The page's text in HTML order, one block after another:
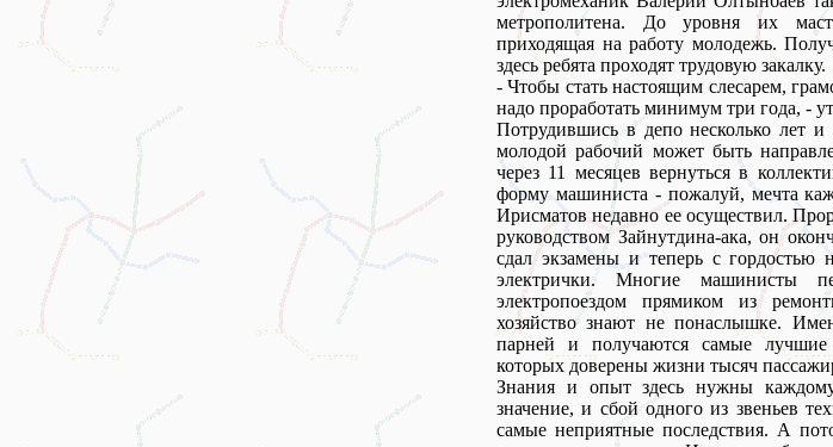
метрополитена. До уровня их
приходящая на работу молодежь.
здесь ребята проходят трудовую закалку.
- Чтобы стать настоящим слесарем,
надо проработать минимум три года, -
Потрудившись в депо несколько лет
молодой рабочий может быть
через 11 месяцев вернуться в
форму машиниста - пожалуй, мечта
Ирисматов недавно ее осуществил.
руководством Зайнутдина-ака, он
сдал экзамены и теперь с гордостью
электрички. Многие машинисты
электропоездом прямиком из
хозяйство знают не понаслышке.
парней и получаются самые
которых доверены жизни тысяч
Знания и опыт здесь нужны
значение, и сбой одного из звеньев
самые неприятные последствия. А